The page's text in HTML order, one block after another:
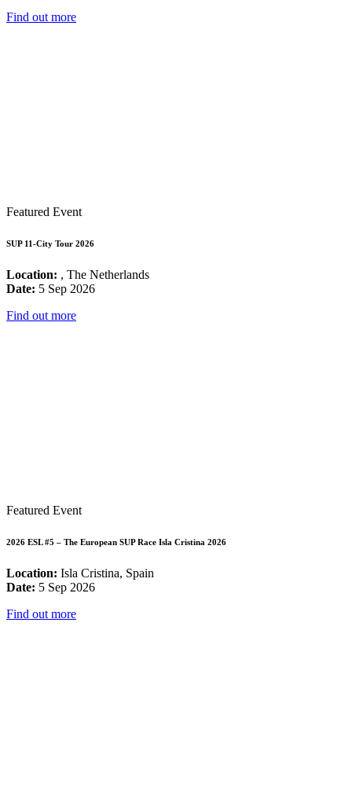
Find out more
Featured Event
SUP 11-City Tour 2026
Location: , The Netherlands
Date: 5 Sep 2026
Find out more
Featured Event
2026 ESL #5 – The European SUP Race Isla Cristina 2026
Location: Isla Cristina, Spain
Date: 5 Sep 2026
Find out more